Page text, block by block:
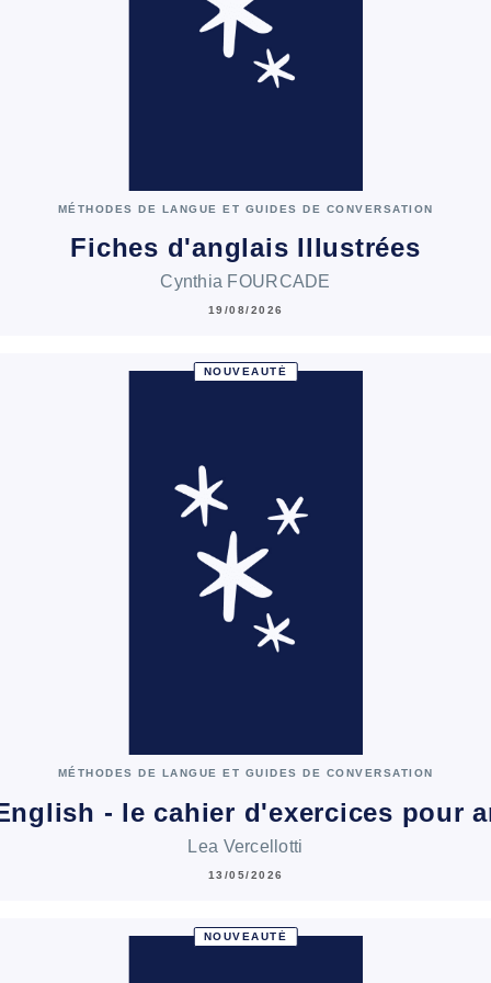
MÉTHODES DE LANGUE ET GUIDES DE CONVERSATION
Fiches d'anglais Illustrées
Cynthia FOURCADE
19/08/2026
NOUVEAUTÉ
MÉTHODES DE LANGUE ET GUIDES DE CONVERSATION
- le cahier d'exercices pour
Lea Vercellotti
13/05/2026
NOUVEAUTÉ